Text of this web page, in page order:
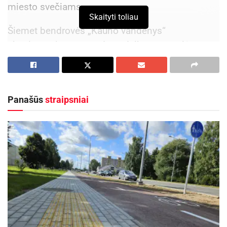
miesto svečiams.
Šiemet bendrovės „Kauno vandenys“
eksploatuojamos vandens dulksnų stotelės
atsivėsinti kviečia:
pavasario žiedų iki rudens sezono pabaigos
2026-08-07
Kaune – nemokamos vasaros stovyklos vaikams
2026-08-07
Laisvės alėjoje (šalia Kauno miesto savivaldybės
pastato),
Skaityti toliau
Panašūsstraipsniai